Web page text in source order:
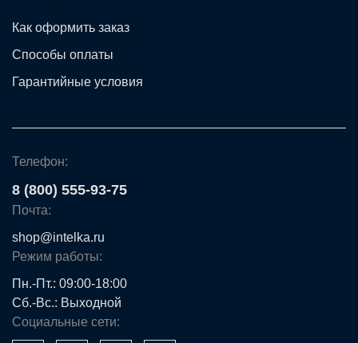
Как оформить заказ
Способы оплаты
Гарантийные условия
Телефон:
8 (800) 555-93-75
Почта:
shop@intelka.ru
Режим работы:
Пн.-Пт.: 09:00-18:00
Сб.-Вс.: Выходной
Социальные сети: